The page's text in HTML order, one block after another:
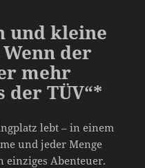
und kleine
der
mehr
der TÜV“*
lebt – in einem
und jeder Menge
einziges Abenteuer.